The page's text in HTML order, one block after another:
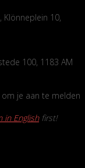
Klönneplein 10,
100, 1183 AM
je aan te melden
in Englishfirst!